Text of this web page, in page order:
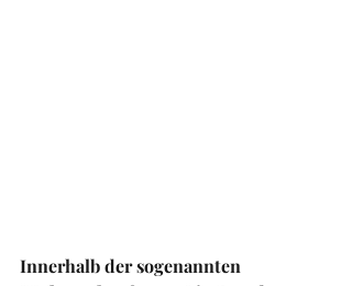
Innerhalb der sogenannten